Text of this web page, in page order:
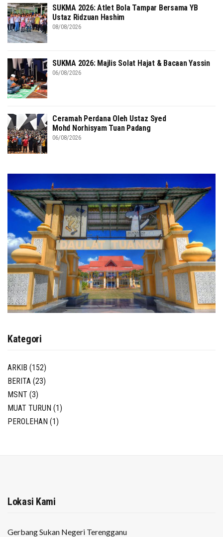
SUKMA 2026: Atlet Bola Tampar Bersama YB
Ustaz Ridzuan Hashim
08/08/2026
SUKMA 2026: Majlis Solat Hajat & Bacaan Yassin
06/08/2026
Ceramah Perdana Oleh Ustaz Syed
Mohd Norhisyam Tuan Padang
06/08/2026
Kategori
ARKIB (152)
BERITA (23)
MSNT (3)
MUAT TURUN (1)
PEROLEHAN (1)
Lokasi Kami
Gerbang Sukan Negeri Terengganu